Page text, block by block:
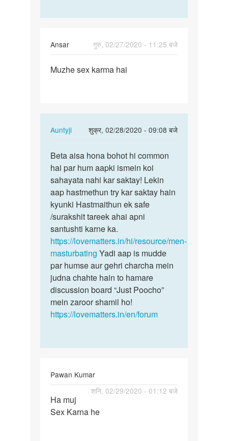
Ansar
गुरु, 02/27/2020 - 11:25 बजे
Muzhe
Muzhe sex karma hai
Auntyji
शुक्र, 02/28/2020 - 09:08 बजे
In
to
Muzhe
sex
karma
hai
by
Ansar
Beta
aisa
hona
bohot
hi…
Beta aisa hona bohot hi common
hai par hum aapki ismein koi
sahayata nahi kar saktay! Lekin
aap hastmethun try kar saktay hain
kyunki Hastmaithun ek safe
/surakshit tareek ahai apni
santushti karne ka.
https://lovematters.in/hi/resource/men-
masturbating Yadi aap is mudde
par humse aur gehri charcha mein
judna chahte hain to hamare
discussion board “Just Poocho”
mein zaroor shamil ho!
https://lovematters.in/en/forum
Pawan Kumar
शनि, 02/29/2020 - 01:12 बजे
Ha
muj
Ha muj
Sex Karna he